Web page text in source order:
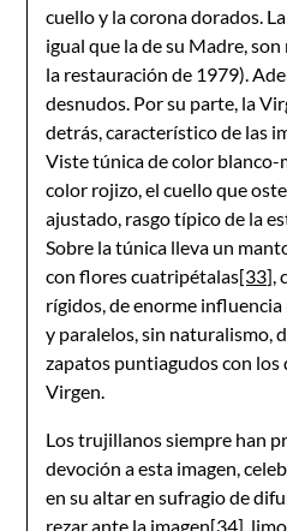
cuello y la corona dorados.
igual que la de su Madre,
la restauración de 1979).
desnudos. Por su parte, la
detrás, característico de las
Viste túnica de color blanco-
color rojizo, el cuello que
ajustado, rasgo típico de la
Sobre la túnica lleva un
con flores cuatripétalas[33],
rígidos, de enorme influencia
y paralelos, sin naturalismo,
zapatos puntiagudos con los
Virgen.
Los trujillanos siempre han
devoción a esta imagen,
en su altar en sufragio de
rezar ante la imagen[34],